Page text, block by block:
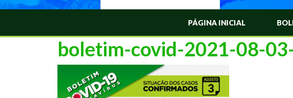
PÁGINA INICIAL
boletim-covid-2021-08-